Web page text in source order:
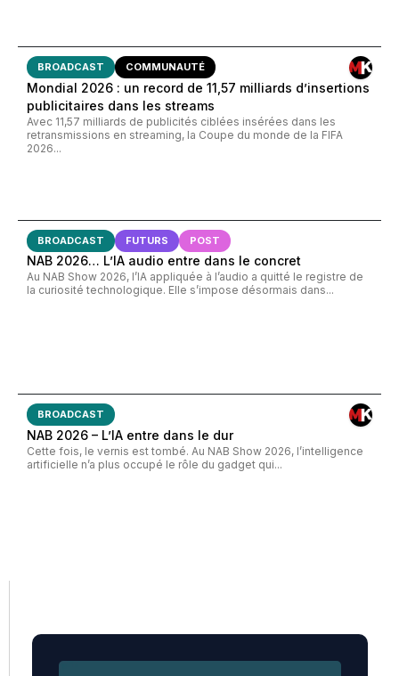
BROADCAST COMMUNAUTÉ
Mondial 2026 : un record de 11,57 milliards d’insertions
publicitaires dans les streams
Avec 11,57 milliards de publicités ciblées insérées dans les
retransmissions en streaming, la Coupe du monde de la FIFA
2026...
BROADCAST FUTURS POST
NAB 2026… L’IA audio entre dans le concret
Au NAB Show 2026, l’IA appliquée à l’audio a quitté le registre de
la curiosité technologique. Elle s’impose désormais dans...
BROADCAST
NAB 2026 – L’IA entre dans le dur
Cette fois, le vernis est tombé. Au NAB Show 2026, l’intelligence
artificielle n’a plus occupé le rôle du gadget qui...